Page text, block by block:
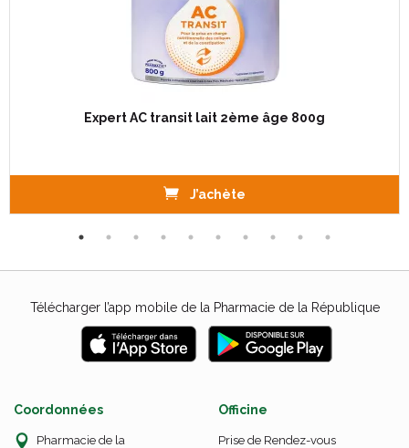
Expert AC transit lait 2ème âge 800g
J’achète
Télécharger l’app mobile de la Pharmacie de la République
Coordonnées
Pharmacie de la
Officine
Prise de Rendez-vous